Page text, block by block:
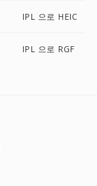
IPL 으로 HEIC
IPL 으로 RGF